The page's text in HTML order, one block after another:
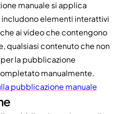
manuale si applica
elementi interattivi
ai video che contengono
qualsiasi contenuto che non
la pubblicazione
manualmente.
pubblicazione manuale